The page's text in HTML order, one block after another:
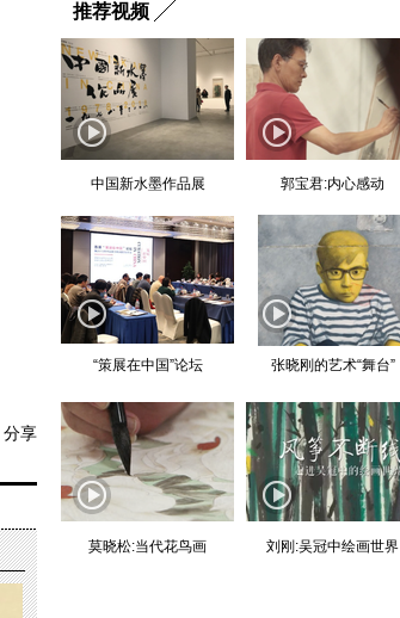
分享
推荐视频
中国新水墨作品展 郭宝君:内心感动
“策展在中国”论坛 张晓刚的艺术“舞台”
莫晓松:当代花鸟画 刘刚:吴冠中绘画世界